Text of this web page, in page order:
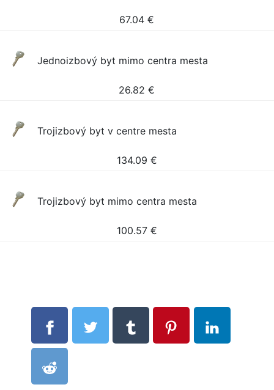
67.04 €
Jednoizbový byt mimo centra mesta
26.82 €
Trojizbový byt v centre mesta
134.09 €
Trojizbový byt mimo centra mesta
100.57 €